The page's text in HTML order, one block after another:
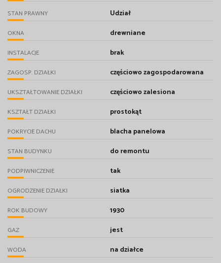
STAN PRAWNY Udział
OKNA drewniane
INSTALACJE brak
ZAGOSP. DZIAŁKI częściowo zagospodarowana
UKSZTAŁTOWANIE DZIAŁKI częściowo zalesiona
KSZTAŁT DZIAŁKI prostokąt
POKRYCIE DACHU blacha panelowa
STAN BUDYNKU do remontu
PODPIWNICZENIE tak
OGRODZENIE DZIAŁKI siatka
ROK BUDOWY 1930
GAZ jest
WODA na działce